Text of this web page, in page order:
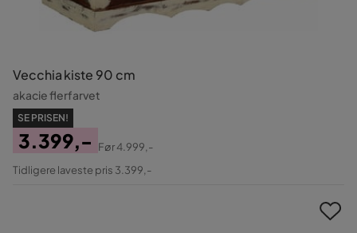
Vecchia kiste 90 cm
akacie flerfarvet
SE PRISEN!
Pris
3.399,-
Original
Før4.999,-
Tidligere laveste pris 3.399,-